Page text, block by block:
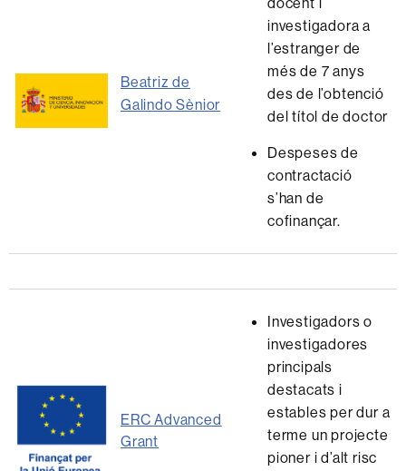
Beatriz de
Galindo Sènior
investigadora a
l’estranger de
més de 7 anys
des de l’obtenció
del títol de doctor
Despeses de
contractació
s’han de
cofinançar.
ERC Advanced
Grant
Investigadors o
investigadores
principals
destacats i
estables per dur a
terme un projecte
pioner i d’alt risc